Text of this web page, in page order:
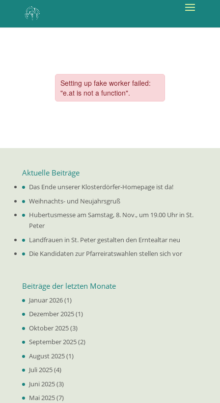
Aktuelle Beiträge
Das Ende unserer Klosterdörfer-Homepage ist da!
Weihnachts- und Neujahrsgruß
Hubertusmesse am Samstag, 8. Nov., um 19.00 Uhr in St.
Peter
Landfrauen in St. Peter gestalten den Erntealtar neu
Die Kandidaten zur Pfarreiratswahlen stellen sich vor
Beiträge der letzten Monate
Januar 2026(1)
Dezember 2025(1)
Oktober 2025(3)
September 2025(2)
August 2025(1)
Juli 2025(4)
Juni 2025(3)
Mai 2025(7)